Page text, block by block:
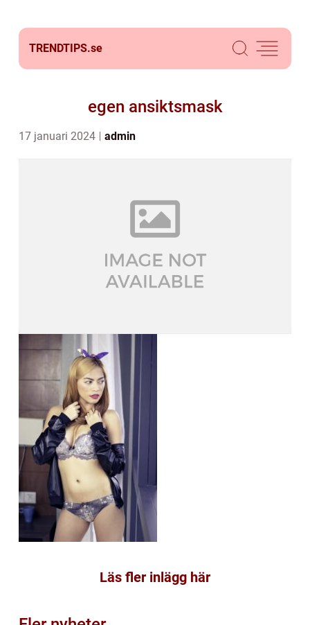
TRENDTIPS.se
egen ansiktsmask
17 januari 2024 admin
Läs fler inlägg här